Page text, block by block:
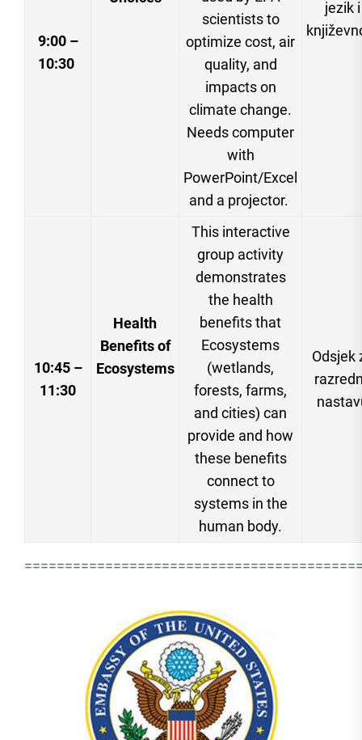
9:00 –
10:30
scientists to
optimize cost, air
quality, and
impacts on
climate change.
Needs computer
with
PowerPoint/Excel
and a projector.
jezik i
10:45 –
11:30
Health
Benefits of
Ecosystems
This interactive
group activity
demonstrates
the health
benefits that
Ecosystems
(wetlands,
forests, farms,
and cities) can
provide and how
these benefits
connect to
systems in the
human body.
Odsjek